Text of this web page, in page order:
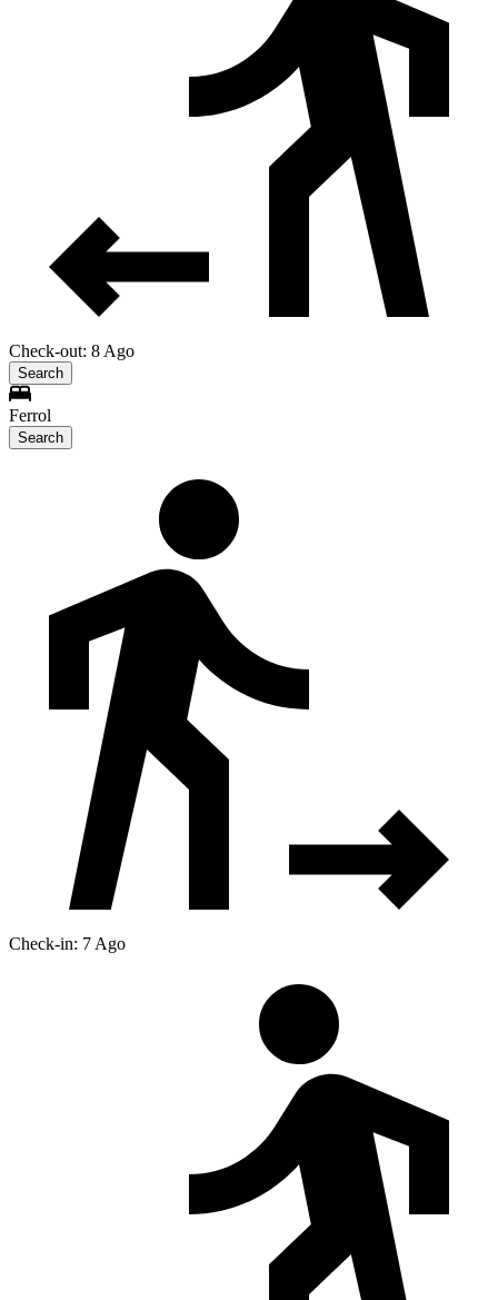
Check-out: 8 Ago
Search
Ferrol
Search
Check-in: 7 Ago